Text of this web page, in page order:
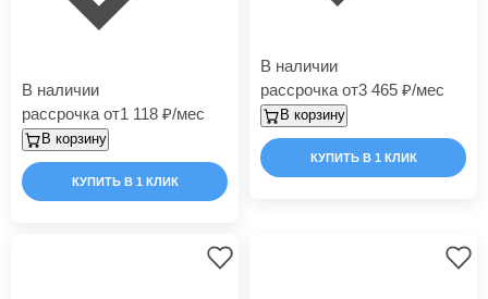
В наличии
рассрочка от1 118 /мес
В корзину
КУПИТЬ В 1 КЛИК
В наличии
рассрочка от3 465 /мес
В корзину
КУПИТЬ В 1 КЛИК